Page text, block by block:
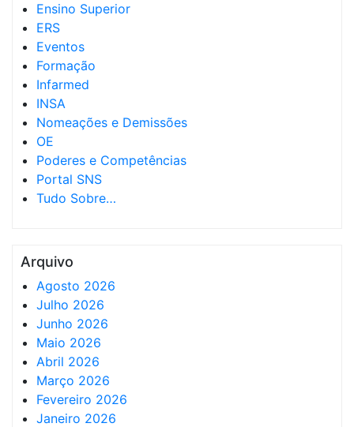
Ensino Superior
ERS
Eventos
Formação
Infarmed
INSA
Nomeações e Demissões
OE
Poderes e Competências
Portal SNS
Tudo Sobre…
Arquivo
Agosto 2026
Julho 2026
Junho 2026
Maio 2026
Abril 2026
Março 2026
Fevereiro 2026
Janeiro 2026